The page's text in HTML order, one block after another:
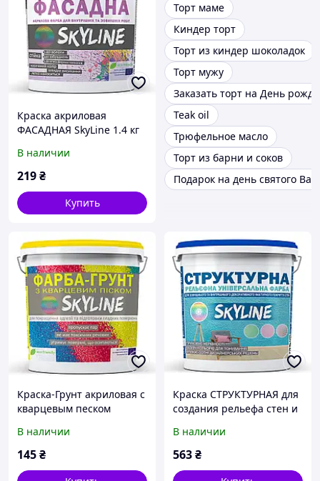
Краска акриловая
ФАСАДНАЯ SkyLine 1.4 кг
В наличии
219₴
Купить
Торт маме
Киндер торт
Торт из киндер шоколадок
Торт мужу
Заказать торт на День
Teak oil
Трюфельное масло
Торт из барни и соков
Подарок на день святого
Краска-Грунт акриловая с
кварцевым песком
В наличии
145₴
Краска СТРУКТУРНАЯ для
создания рельефа стен и
Mirasvid
В наличии
563₴